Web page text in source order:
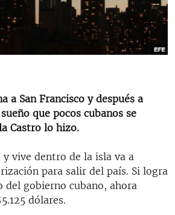
EN AMÉRICA LATINA
A UCRANIA
a San Francisco y después a
que pocos cubanos se
Castro lo hizo.
y vive dentro de la isla va a
para salir del país. Si logra
del gobierno cubano, ahora
dólares.